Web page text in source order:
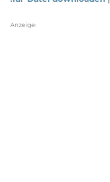
Anzeige: